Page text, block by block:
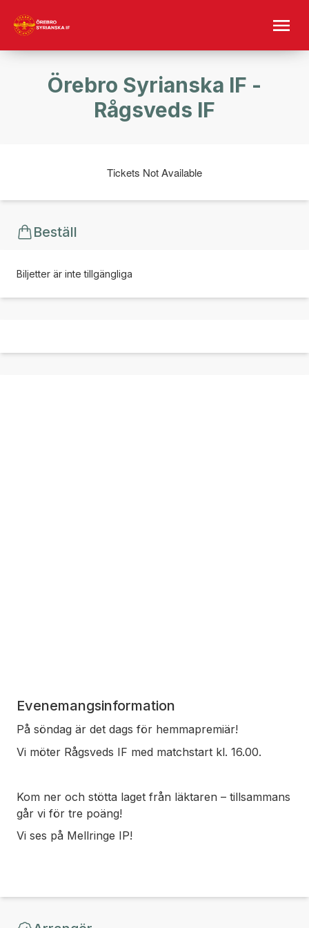
Örebro Syrianska IF -
Rågsveds IF
Tickets Not Available
Beställ
Biljetter är inte tillgängliga
Evenemangsinformation
På söndag är det dags för hemmapremiär!
Vi möter Rågsveds IF med matchstart kl. 16.00.
Kom ner och stötta laget från läktaren – tillsammans
går vi för tre poäng!
Vi ses på Mellringe IP!